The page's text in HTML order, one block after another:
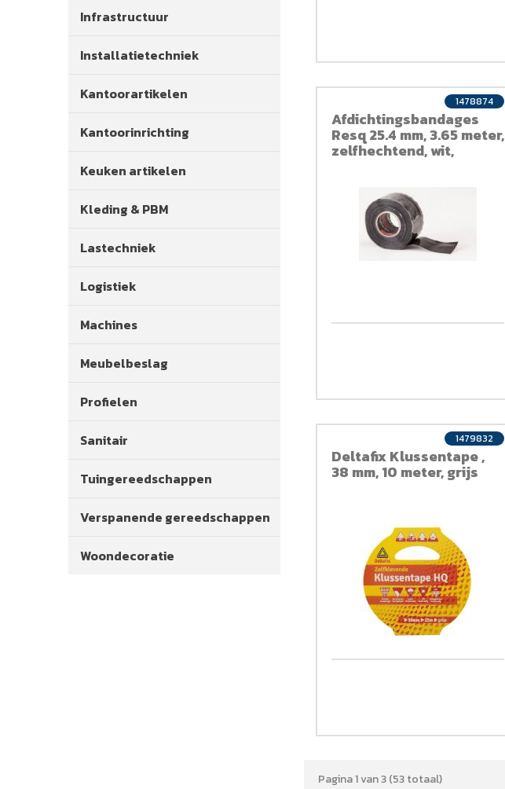
Infrastructuur
Installatietechniek
Kantoorartikelen
Kantoorinrichting
Keuken artikelen
Kleding & PBM
Lastechniek
Logistiek
Machines
Meubelbeslag
Profielen
Sanitair
Tuingereedschappen
Verspanende gereedschappen
Woondecoratie
Afdichtingsbandages
Resq 25.4 mm, 3.65 meter,
zelfhechtend, wit,
1478874
Deltafix Klussentape ,
38 mm, 10 meter, grijs
1479832
Pagina 1 van 3 (53 totaal)